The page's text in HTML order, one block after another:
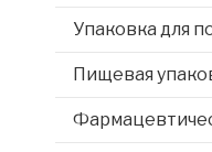
Пищевая